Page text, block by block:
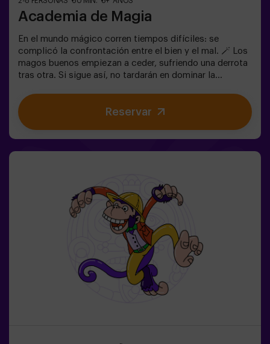
Academia de Magia
En el mundo mágico corren tiempos difíciles: se
complicó la confrontación entre el bien y el mal. 🪄 Los
magos buenos empiezan a ceder, sufriendo una derrota
tras otra. Si sigue así, no tardarán en dominar la
equilibrio es utilizar el poder de la Piedra Filosofal.
Primero hay que crearla pero... ¡nadie ha conseguido
hacerlo en toda la historia de la magia! Os espera la
opción de que un monitor les acompañe en la aventura,
consúltanos las condiciones.⚠️ Existen pasos
estrechos ⚠️🧩 Nivel de dificultad: bajo.
Reservar